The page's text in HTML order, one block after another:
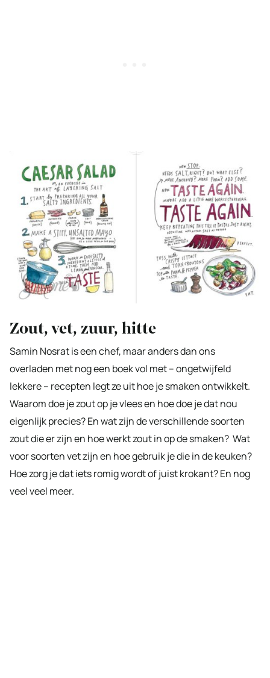
Zout, vet, zuur, hitte
Samin Nosrat is een chef, maar anders dan ons
overladen met nog een boek vol met – ongetwijfeld
lekkere – recepten legt ze uit hoe je smaken ontwikkelt.
Waarom doe je zout op je vlees en hoe doe je dat nou
eigenlijk precies? En wat zijn de verschillende soorten
zout die er zijn en hoe werkt zout in op de smaken? Wat
voor soorten vet zijn en hoe gebruik je die in de keuken?
Hoe zorg je dat iets romig wordt of juist krokant? En nog
veel veel meer.